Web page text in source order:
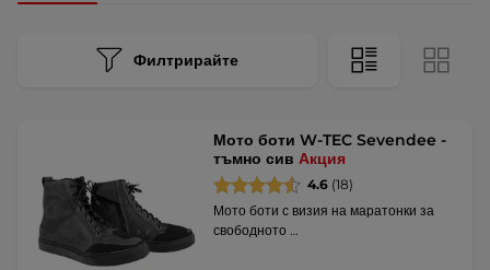
Филтрирайте
Мото боти W-TEC Sevendee -
тъмно сивАкция
4.6 (18)
Мото боти с визия на маратонки за
свободното …